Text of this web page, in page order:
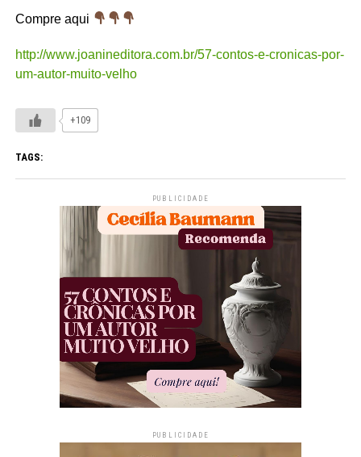
Compre aqui
http://www.joanineditora.com.br/57-contos-e-cronicas-por-
um-autor-muito-velho
+109
TAGS:
PUBLICIDADE
PUBLICIDADE